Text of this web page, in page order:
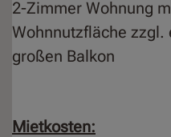
2-Zimmer Wohnung
Wohnnutzfläche zzgl.
großen Balkon
Mietkosten: